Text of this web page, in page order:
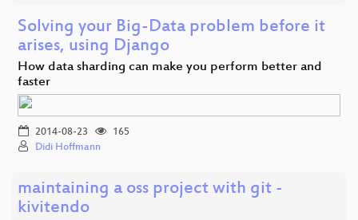
Solving your Big-Data problem before it
arises, using Django
How data sharding can make you perform better and
faster
2014-08-23
165
Didi Hoffmann
maintaining a oss project with git -
kivitendo